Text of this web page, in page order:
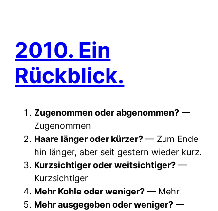
2010. Ein
Rückblick.
Zugenommen oder abgenommen? —
Zugenommen
Haare länger oder kürzer? — Zum Ende
hin länger, aber seit gestern wieder kurz.
Kurzsichtiger oder weitsichtiger? —
Kurzsichtiger
Mehr Kohle oder weniger? — Mehr
Mehr ausgegeben oder weniger? —